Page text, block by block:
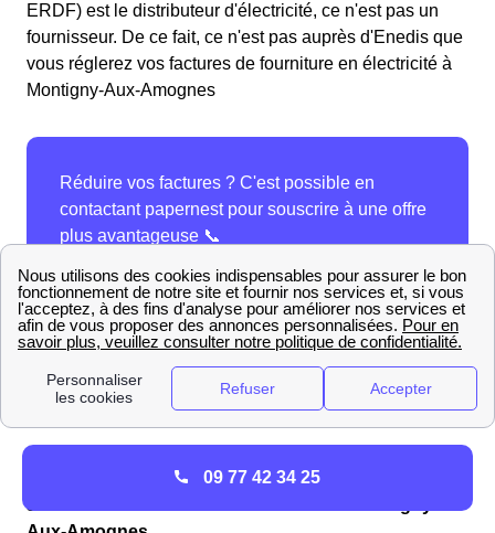
ERDF) est le distributeur d'électricité, ce n'est pas un
fournisseur. De ce fait, ce n'est pas auprès d'Enedis que
vous réglerez vos factures de fourniture en électricité à
Montigny-Aux-Amognes
Montigny-Aux-Amognes : infos Gaz/Electricité
Joindre les différents services d'EDF à Montigny-
09 77 42 34 25